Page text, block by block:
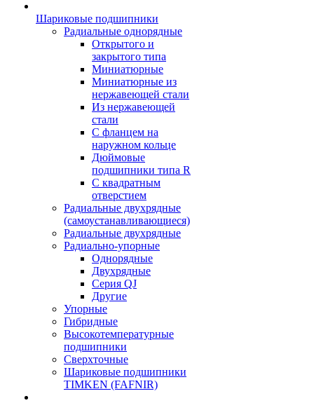
Шариковые подшипники
Радиальные однорядные
Открытого и
закрытого типа
Миниатюрные
Миниатюрные из
нержавеющей стали
Из нержавеющей
стали
С фланцем на
наружном кольце
Дюймовые
подшипники типа R
С квадратным
отверстием
Радиальные двухрядные
(самоустанавливающиеся)
Радиальные двухрядные
Радиально-упорные
Однорядные
Двухрядные
Серия QJ
Другие
Упорные
Гибридные
Высокотемпературные
подшипники
Сверхточные
Шариковые подшипники
TIMKEN (FAFNIR)